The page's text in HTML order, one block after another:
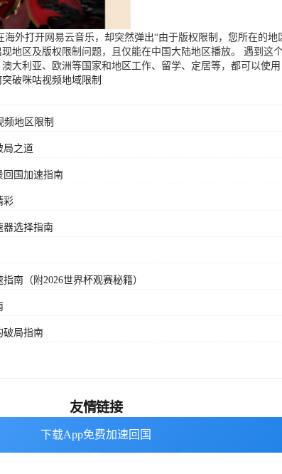
外打开网易云音乐，却突然弹出“由于版权限制，您所在的地
地区及版权限制问题，且仅能在中国大陆地区播放。 遇到这
利亚、欧洲等国家和地区工作、留学、定居等，都可以使用
破咪咕视频地域限制
频地区限制
局之道
回国加速指南
彩
器选择指南
南（附2026世界杯观赛秘籍）
破局指南
下载App免费加速回国
下载App免费加速回国
友情链接
海外回国加速器 番茄加速器